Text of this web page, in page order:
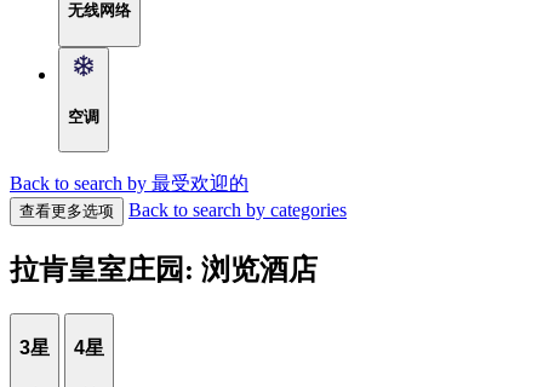
无线网络
空调
Back to search by 最受欢迎的
查看更多选项 Back to search by categories
拉肯皇室庄园: 浏览酒店
3星 4星